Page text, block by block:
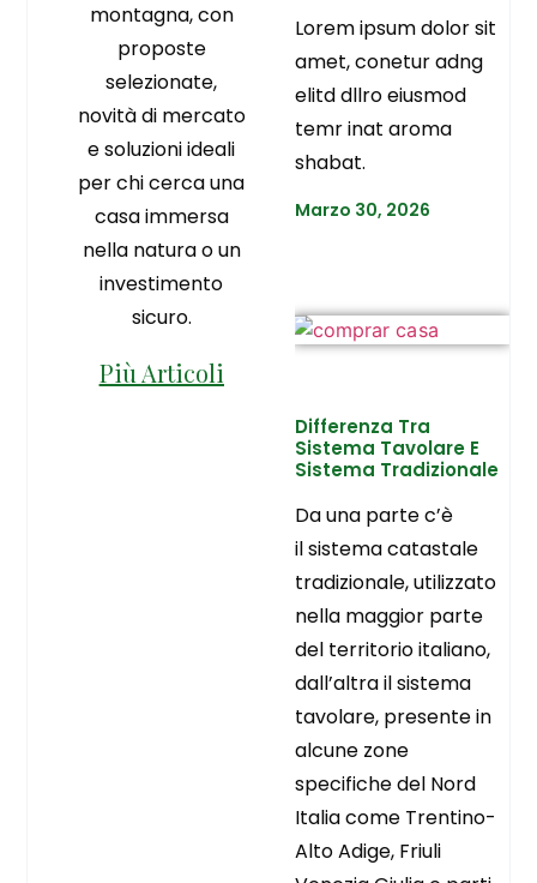
montagna, con
proposte
selezionate,
novità di mercato
e soluzioni ideali
per chi cerca una
casa immersa
nella natura o un
investimento
sicuro.
Più Articoli
Lorem ipsum dolor sit
amet, conetur adng
elitd dllro eiusmod
temr inat aroma
shabat.
Marzo 30, 2026
Differenza Tra
Sistema Tavolare E
Sistema Tradizionale
Da una parte c’è
il sistema catastale
tradizionale, utilizzato
nella maggior parte
del territorio italiano,
dall’altra il sistema
tavolare, presente in
alcune zone
specifiche del Nord
Italia come Trentino-
Alto Adige, Friuli